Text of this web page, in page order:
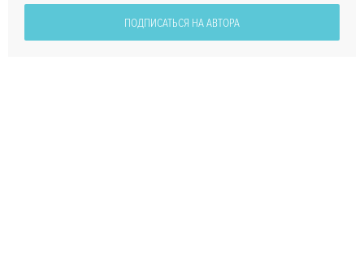
ПОДПИСАТЬСЯ НА АВТОРА